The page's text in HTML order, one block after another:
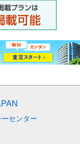
センター